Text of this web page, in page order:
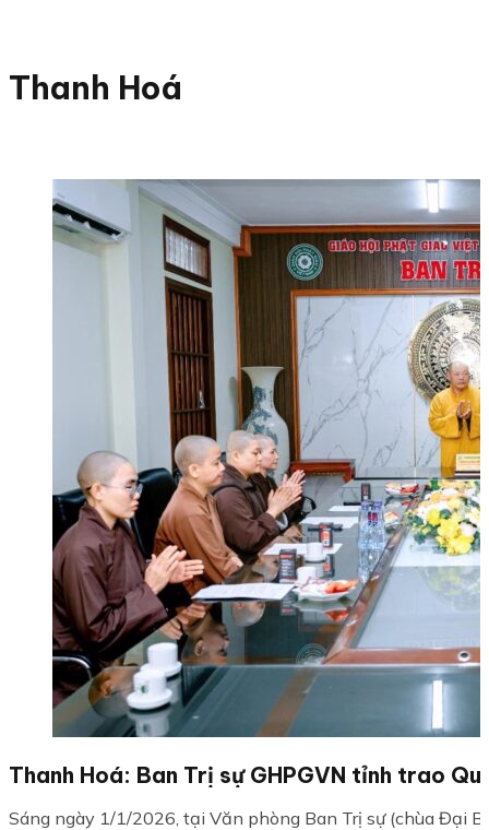
Thanh Hoá
Thanh Hoá: Ban Trị sự GHPGVN tỉnh trao
Sáng ngày 1/1/2026, tại Văn phòng Ban Trị sự (chùa Đại